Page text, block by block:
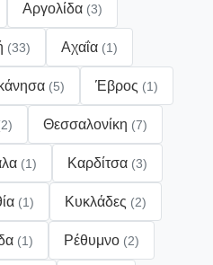
Αργολίδα (3)
(33) Αχαΐα (1)
(5) Έβρος (1)
Θεσσαλονίκη (7)
(1) Καρδίτσα (3)
(1) Κυκλάδες (2)
(1) Ρέθυμνο (2)